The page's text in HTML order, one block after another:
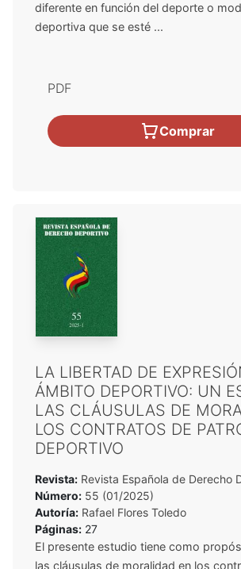
diferente en función del deporte o
deportiva que se esté ...
PDF
Comprar
LA LIBERTAD DE
ÁMBITO DEPORTIVO: UN
LAS CLÁUSULAS DE
LOS CONTRATOS DE
DEPORTIVO
Revista: Revista Española de Derecho
Número: 55 (01/2025)
Autoría: Rafael Flores Toledo
Páginas: 27
El presente estudio tiene como
las cláusulas de moralidad en los